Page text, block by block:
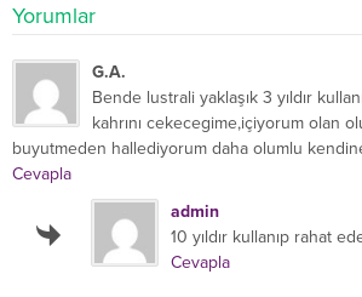
Yorumlar
G.A.
Bende lustrali yaklaşık 3 yıldır
kahrını cekecegime,içiyorum olan
buyutmeden hallediyorum daha olumlu
Cevapla
admin
10 yıldır kullanıp rahat
Cevapla